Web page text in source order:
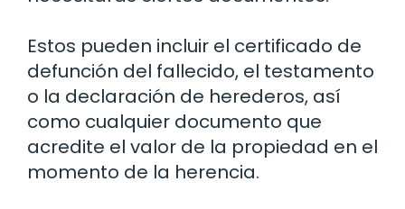
Estos pueden incluir el certificado de
defunción del fallecido, el testamento
o la declaración de herederos, así
como cualquier documento que
acredite el valor de la propiedad en el
momento de la herencia.